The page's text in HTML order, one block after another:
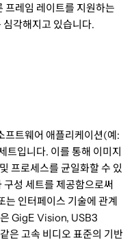
프레임 레이트를 지원하는
각해지고 있습니다.
프트웨어 애플리케이션(예:
트입니다. 이를 통해 이미지
프로세스를 균일화할 수 있
성 세트를 제공함으로써
는 인터페이스 기술에 관계
GigE Vision, USB3
고속 비디오 표준의 기반